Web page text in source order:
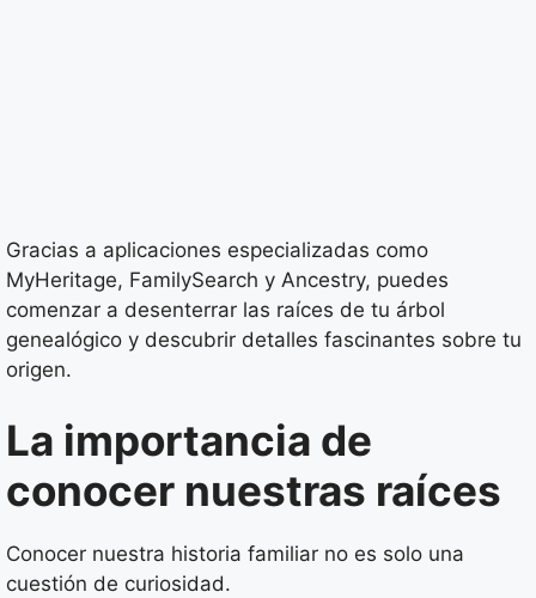
Gracias a aplicaciones especializadas como
MyHeritage, FamilySearch y Ancestry, puedes
comenzar a desenterrar las raíces de tu árbol
genealógico y descubrir detalles fascinantes sobre tu
origen.
La importancia de
conocer nuestras raíces
Conocer nuestra historia familiar no es solo una
cuestión de curiosidad.